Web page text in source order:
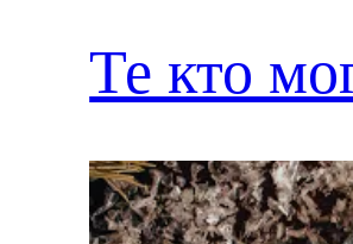
Те кто